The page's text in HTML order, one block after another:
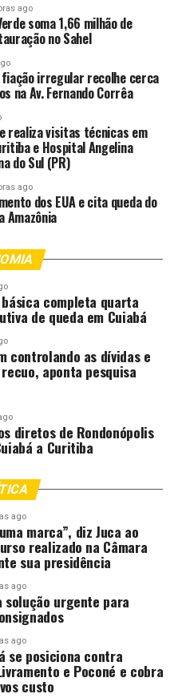
da Secretaria de
envolveu as associações
à Secretaria Adjunta de
de Comunicação
a campanha oficial de
e de alerta sobre a
todo o ano”, destacou
Pública (Sorp) realizou
35.553,51 em multas. A
25 autos de infração,
de áreas que
decisiva, com apoio
diretamente para o
para ações rápidas que
incêndios em
foi fundamental na
de risco. Entre julho e
toneladas de
393 ocorrências, sendo
e 124 pela jornada
para ampliar o
De acordo com o
Flávio Glêdson Bezerra,
o sistema estadual de
e contribuiu para
no Estado, que alcançou
e 95% no Pantanal.
reduz seus números,
ago
soma 1,66 milhão de
no Sahel
irregular recolhe cerca
na Av. Fernando Corrêa
realiza visitas técnicas em
e Hospital Angelina
do Sul (PR)
ago
dos EUA e cita queda do
Amazônia
completa quarta
de queda em Cuiabá
controlando as dívidas e
aponta pesquisa
diretos de Rondonópolis
a Curitiba
ago
marca”, diz Juca ao
realizado na Câmara
sua presidência
ago
solução urgente para
ago
se posiciona contra
e Poconé e cobra
custo